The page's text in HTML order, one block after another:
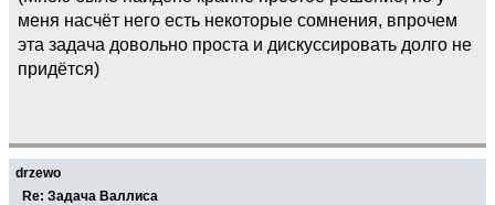
меня насчёт него есть некоторые сомнения, впрочем
эта задача довольно проста и дискуссировать долго не
придётся)
drzewo
Re: Задача Валлиса